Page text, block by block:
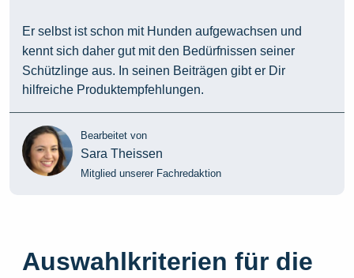
Er selbst ist schon mit Hunden aufgewachsen und
kennt sich daher gut mit den Bedürfnissen seiner
Schützlinge aus. In seinen Beiträgen gibt er Dir
hilfreiche Produktempfehlungen.
Bearbeitet von
Sara Theissen
Mitglied unserer Fachredaktion
Auswahlkriterien für die